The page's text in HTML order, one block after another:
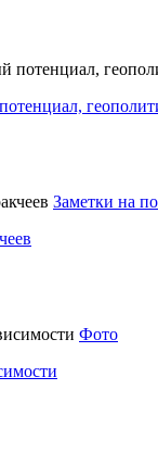
Заметки на
Фото